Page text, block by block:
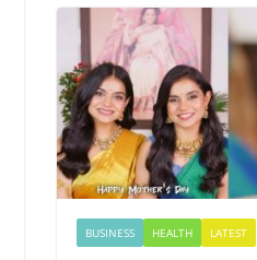
BUSINESS HEALTH LATEST